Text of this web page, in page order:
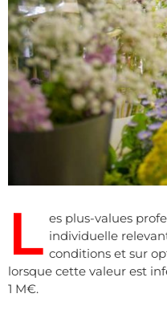
L es plus-values
individuelle
conditions et sur
lorsque cette valeur est
1 M€.